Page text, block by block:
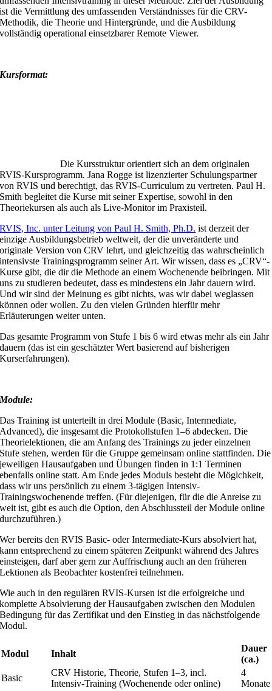
ist die Vermittlung des umfassenden Verständnisses für die CRV-
Methodik, die Theorie und Hintergründe, und die Ausbildung
vollständig operational einsetzbarer Remote Viewer.
Kursformat:
Die Kursstruktur orientiert sich an dem originalen
RVIS-Kursprogramm. Jana Rogge ist lizenzierter Schulungspartner
von RVIS und berechtigt, das RVIS-Curriculum zu vertreten. Paul H.
Smith begleitet die Kurse mit seiner Expertise, sowohl in den
Theoriekursen als auch als Live-Monitor im Praxisteil.
RVIS, Inc. unter Leitung von Paul H. Smith, Ph.D. ist derzeit der
einzige Ausbildungsbetrieb weltweit, der die unveränderte und
originale Version von CRV lehrt, und gleichzeitig das wahrscheinlich
intensivste Trainingsprogramm seiner Art. Wir wissen, dass es „CRV“-
Kurse gibt, die dir die Methode an einem Wochenende beibringen. Mit
uns zu studieren bedeutet, dass es mindestens ein Jahr dauern wird.
Und wir sind der Meinung es gibt nichts, was wir dabei weglassen
können oder wollen. Zu den vielen Gründen hierfür mehr
Erläuterungen weiter unten.
Das gesamte Programm von Stufe 1 bis 6 wird etwas mehr als ein Jahr
dauern (das ist ein geschätzter Wert basierend auf bisherigen
Kurserfahrungen).
Module:
Das Training ist unterteilt in drei Module (Basic, Intermediate,
Advanced), die insgesamt die Protokollstufen 1–6 abdecken. Die
Theorielektionen, die am Anfang des Trainings zu jeder einzelnen
Stufe stehen, werden für die Gruppe gemeinsam online stattfinden. Die
jeweiligen Hausaufgaben und Übungen finden in 1:1 Terminen
ebenfalls online statt. Am Ende jedes Moduls besteht die Möglchkeit,
dass wir uns persönlich zu einem 3-tägigen Intensiv-
Trainingswochenende treffen. (Für diejenigen, für die die Anreise zu
weit ist, gibt es auch die Option, den Abschlussteil der Module online
durchzuführen.)
Wer bereits den RVIS Basic- oder Intermediate-Kurs absolviert hat,
kann entsprechend zu einem späteren Zeitpunkt während des Jahres
einsteigen, darf aber gern zur Auffrischung auch an den früheren
Lektionen als Beobachter kostenfrei teilnehmen.
Wie auch in den regulären RVIS-Kursen ist die erfolgreiche und
komplette Absolvierung der Hausaufgaben zwischen den Modulen
Bedingung für das Zertifikat und den Einstieg in das nächstfolgende
Modul.
Modul Inhalt
Dauer
(ca.)
Basic
CRV Historie, Theorie, Stufen 1–3, incl.
Intensiv-Training (Wochenende oder online)
4
Monate